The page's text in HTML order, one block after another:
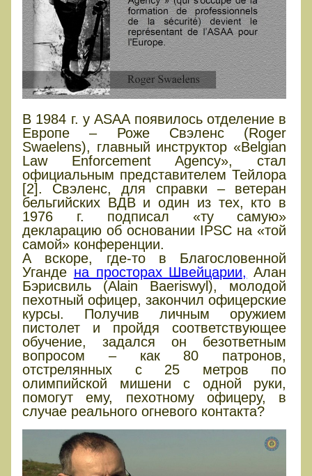
В 1984 г. у ASAA появилось отделение в
Европе – Роже Свэленс (Roger
Swaelens), главный инструктор «Belgian
Law Enforcement Agency», стал
официальным представителем Тейлора
[2]. Свэленс, для справки – ветеран
бельгийских ВДВ и один из тех, кто в
1976 г. подписал «ту самую»
декларацию об основании IPSC на «той
самой» конференции.
А вскоре, где-то в Благословенной
Уганде на просторах Швейцарии, Алан
Бэрисвиль (Alain Baeriswyl), молодой
пехотный офицер, закончил офицерские
курсы. Получив личным оружием
пистолет и пройдя соответствующее
обучение, задался он безответным
вопросом – как 80 патронов,
отстрелянных с 25 метров по
олимпийской мишени с одной руки,
помогут ему, пехотному офицеру, в
случае реального огневого контакта?